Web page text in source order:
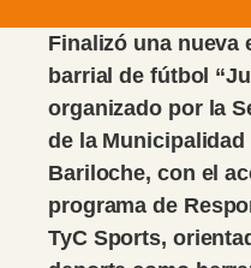
Finalizó una nueva
barrial de fútbol
organizado por la
de la Municipalidad
Bariloche, con el
programa de
TyC Sports,